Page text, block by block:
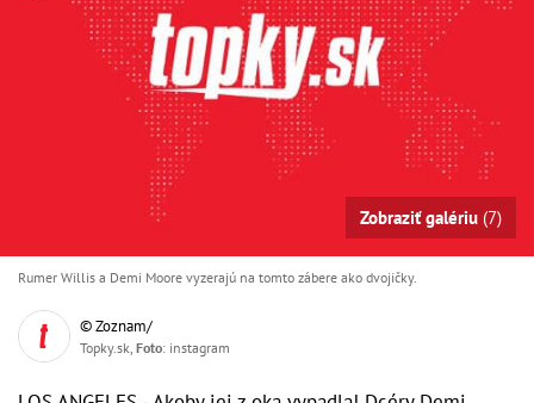
Zobraziť galériu (7)
Rumer Willis a Demi Moore vyzerajú na tomto zábere ako dvojičky.
© Zoznam/
Topky.sk, Foto: instagram